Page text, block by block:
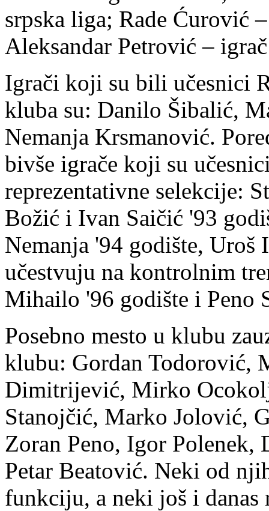
srpska liga; Rade Ćurović
Aleksandar Petrović –
Igrači koji su bili učesnici
kluba su: Danilo Šibalić,
Nemanja Krsmanović.
bivše igrače koji su
reprezentativne selekcije:
Božić i Ivan Saičić '93
Nemanja '94 godište,
učestvuju na kontrolnim
Mihailo '96 godište i Peno
Posebno mesto u klubu
klubu: Gordan Todorović,
Dimitrijević, Mirko
Stanojčić, Marko Jolović,
Zoran Peno, Igor Polenek,
Petar Beatović. Neki od
funkciju, a neki još i danas